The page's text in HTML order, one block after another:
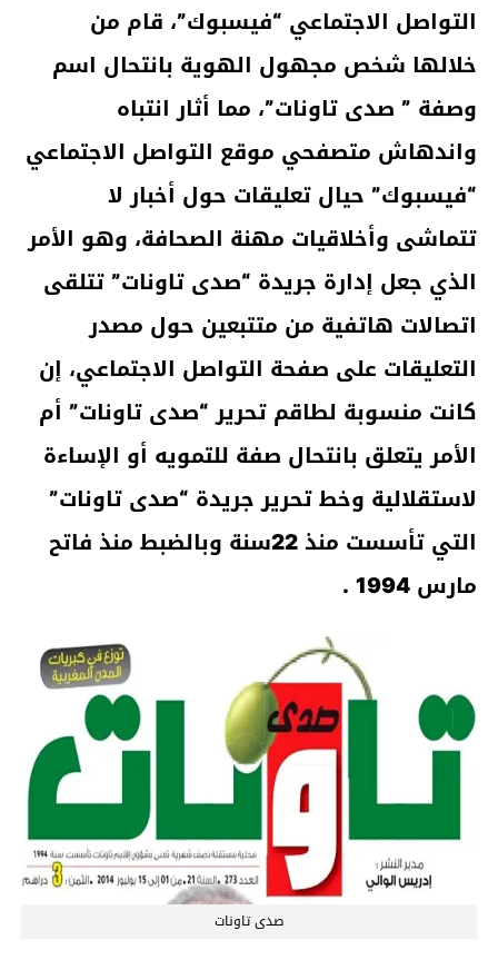
التواصل الاجتماعي “فيسبوك”، قام من
خلالها شخص مجهول الهوية بانتحال اسم
وصفة ” صدى تاونات”، مما أثار انتباه
واندهاش متصفحي موقع التواصل الاجتماعي
“فيسبوك” حيال تعليقات حول أخبار لا
تتماشى وأخلاقيات مهنة الصحافة، وهو الأمر
الذي جعل إدارة جريدة “صدى تاونات” تتلقى
اتصالات هاتفية من متتبعين حول مصدر
التعليقات على صفحة التواصل الاجتماعي، إن
كانت منسوبة لطاقم تحرير “صدى تاونات” أم
الأمر يتعلق بانتحال صفة للتمويه أو الإساءة
لاستقلالية وخط تحرير جريدة “صدى تاونات”
التي تأسست منذ 22سنة وبالضبط منذ فاتح
مارس 1994 .
صدى تاونات